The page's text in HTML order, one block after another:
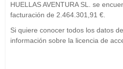
HUELLAS AVENTURA SL. se
facturación de 2.464.301,91 €.
Si quiere conocer todos los datos
información sobre la licencia de